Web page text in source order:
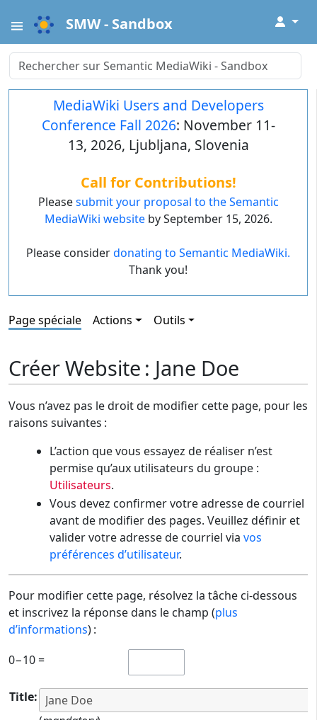
SMW - Sandbox ↓
MediaWiki Users and Developers
Conference Fall 2026: November 11-
13, 2026, Ljubljana, Slovenia
Call for Contributions!
Pleasesubmit your proposal to the Semantic
MediaWiki websiteby September 15, 2026.
Please considerdonating to Semantic MediaWiki.
Thank you!
Page spéciale Actions Outils
Créer Website : Jane Doe
Vous n’avez pas le droit de modifier cette page, pour les
raisons suivantes :
L’action que vous essayez de réaliser n’est
permise qu’aux utilisateurs du groupe :
Utilisateurs.
Vous devez confirmer votre adresse de courriel
avant de modifier des pages. Veuillez définir et
valider votre adresse de courriel via vos
préférences d’utilisateur.
Pour modifier cette page, résolvez la tâche ci-dessous
et inscrivez la réponse dans le champ (plus
d’informations) :
0−10 =
Title: